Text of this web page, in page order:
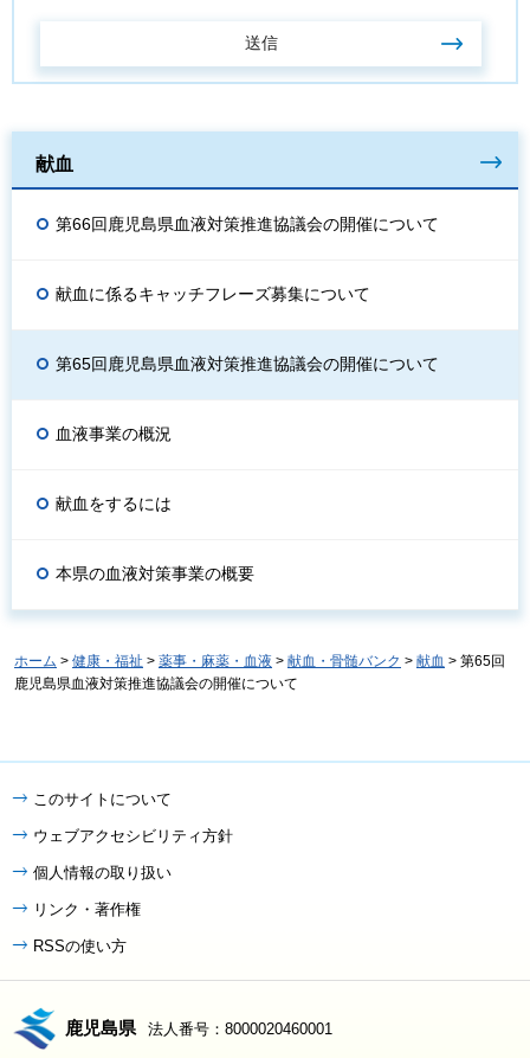
献血
第66回鹿児島県血液対策推進協議会の開催について
献血に係るキャッチフレーズ募集について
第65回鹿児島県血液対策推進協議会の開催について
血液事業の概況
献血をするには
本県の血液対策事業の概要
ホーム > 健康・福祉 > 薬事・麻薬・血液 > 献血・骨髄バンク > 献血 > 第65回
鹿児島県血液対策推進協議会の開催について
このサイトについて
ウェブアクセシビリティ方針
個人情報の取り扱い
リンク・著作権
RSSの使い方
鹿児島県 法人番号：8000020460001